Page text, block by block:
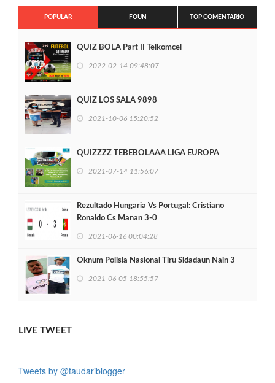
POPULAR FOUN TOP COMENTARIO
QUIZ BOLA Part II Telkomcel
2022-02-14 09:48:07
QUIZ LOS SALA 9898
2021-10-06 15:20:52
QUIZZZZ TEBEBOLAAA LIGA EUROPA
2021-07-14 11:56:07
Rezultado Hungaria Vs Portugal: Cristiano
Ronaldo Cs Manan 3-0
2021-06-16 00:04:28
Oknum Polisia Nasional Tiru Sidadaun Nain 3
2021-06-05 18:55:57
LIVE TWEET
Tweets by @taudariblogger